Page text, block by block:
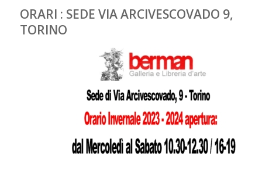
ORARI : SEDE VIA ARCIVESCOVADO 9,
TORINO